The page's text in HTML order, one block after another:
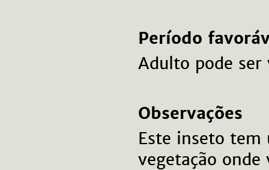
Período
Adulto pode
Observações
Este inseto tem
vegetação